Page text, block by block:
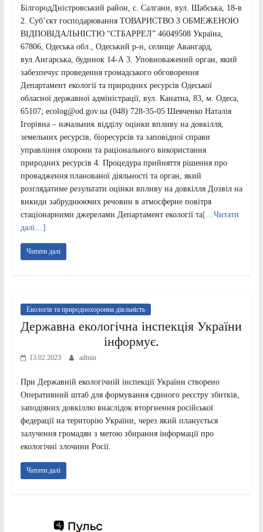
БілгородДністровський район, с. Салгани, вул. Шабська, 18-в
2. Суб’єкт господарювання ТОВАРИСТВО З ОБМЕЖЕНОЮ
ВІДПОВІДАЛЬНІСТЮ “СТБАРРЕЛ” 46049508 Україна,
67806, Одеська обл., Одеський р-н, селище Авангард,
вул.Ангарська, будинок 14-А 3. Уповноважений орган, який
забезпечує проведення громадського обговорення
Департамент екології та природних ресурсів Одеської
обласної державної адміністрації, вул. Канатна, 83, м. Одеса,
65107; ecolog@od.gov.ua (048) 728-35-05 Шевченко Наталія
Ігорівна – начальник відділу оцінки впливу на довкілля,
земельних ресурсів, біоресурсів та заповідної справи
управління охорони та раціонального використання
природних ресурсів 4. Процедура прийняття рішення про
провадження планованої діяльності та орган, який
розглядатиме результати оцінки впливу на довкілля Дозвіл на
викиди забруднюючих речовин в атмосферне повітря
стаціонарними джерелами Департамент екології та[…Читати
далі…]
Читати далі
Екологія та природоохоронна діяльність
Державна екологічна інспекція України
інформує.
13.02.2023 admin
При Державній екологічній інспекції України створено
Оперативний штаб для формування єдиного реєстру збитків,
заподіяних довкіллю внаслідок вторгнення російської
федерації на територію України, через який планується
залучення громадян з метою збирання інформації про
екологічні злочини Росії.
Читати далі